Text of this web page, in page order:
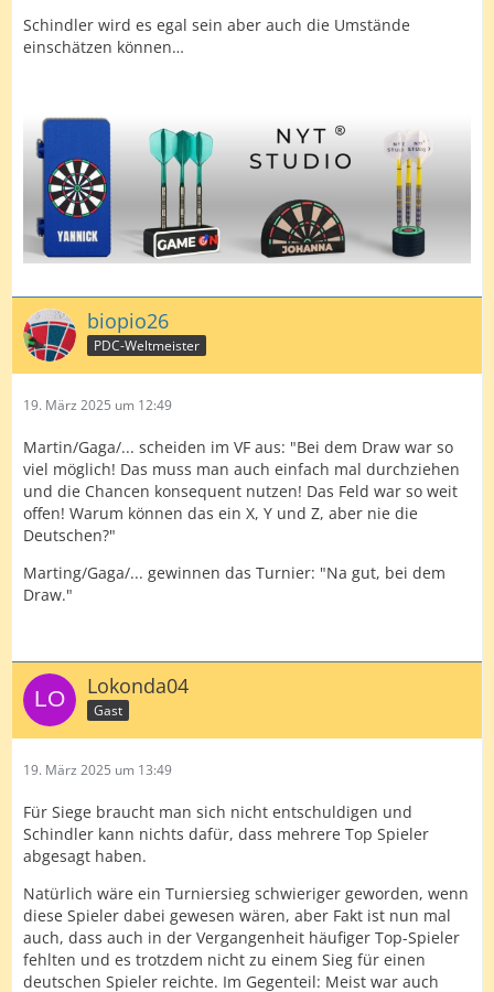
Schindler wird es egal sein aber auch die Umstände
einschätzen können…
biopio26
PDC-Weltmeister
19. März 2025 um 12:49
Martin/Gaga/... scheiden im VF aus: "Bei dem Draw war so
viel möglich! Das muss man auch einfach mal durchziehen
und die Chancen konsequent nutzen! Das Feld war so weit
offen! Warum können das ein X, Y und Z, aber nie die
Deutschen?"
Marting/Gaga/... gewinnen das Turnier: "Na gut, bei dem
Draw."
Lokonda04
Gast
19. März 2025 um 13:49
Für Siege braucht man sich nicht entschuldigen und
Schindler kann nichts dafür, dass mehrere Top Spieler
abgesagt haben.
Natürlich wäre ein Turniersieg schwieriger geworden, wenn
diese Spieler dabei gewesen wären, aber Fakt ist nun mal
auch, dass auch in der Vergangenheit häufiger Top-Spieler
fehlten und es trotzdem nicht zu einem Sieg für einen
deutschen Spieler reichte. Im Gegenteil: Meist war auch